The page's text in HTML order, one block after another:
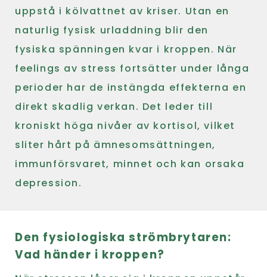
uppstå i kölvattnet av kriser. Utan en
naturlig fysisk urladdning blir den
fysiska spänningen kvar i kroppen. När
feelings av stress fortsätter under långa
perioder har de instängda effekterna en
direkt skadlig verkan. Det leder till
kroniskt höga nivåer av kortisol, vilket
sliter hårt på ämnesomsättningen,
immunförsvaret, minnet och kan orsaka
depression.
Den fysiologiska strömbrytaren:
Vad händer i kroppen?